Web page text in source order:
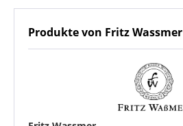
Produkte von Fritz Wassmer